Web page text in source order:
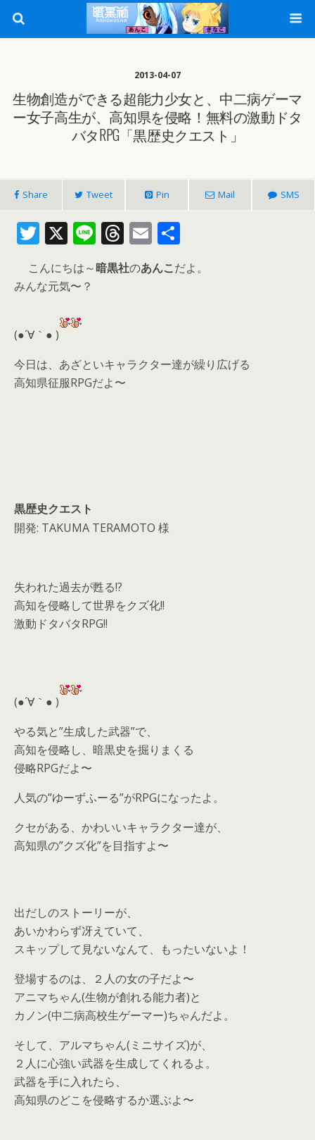
2013-04-07
生物創造ができる超能力少女と、中二病ゲーマ
ー女子高生が、高知県を侵略！無料の激動ドタ
バタRPG「黒歴史クエスト」
Share Tweet Pin Mail SMS
T
w
itt
er
X Li
n
e
T
h
re
E
m
ai
有
こんにちは～暗黒社のあんこだよ。
みんな元気〜？
(●´∀｀● )
今日は、あざといキャラクター達が繰り広げる
高知県征服RPGだよ〜
黒歴史クエスト
開発: TAKUMA TERAMOTO 様
失われた過去が甦る!?
高知を侵略して世界をクズ化!!
激動ドタバタRPG!!
(●´∀｀● )
やる気と”生成した武器”で、
高知を侵略し、暗黒史を掘りまくる
侵略RPGだよ〜
人気の”ゆーずふーる”がRPGになったよ。
クセがある、かわいいキャラクター達が、
高知県の”クズ化”を目指すよ〜
出だしのストーリーが、
あいかわらず冴えていて、
スキップして見ないなんて、もったいないよ！
登場するのは、２人の女の子だよ〜
アニマちゃん(生物が創れる能力者)と
カノン(中二病高校生ゲーマー)ちゃんだよ。
そして、アルマちゃん(ミニサイズ)が、
２人に心強い武器を生成してくれるよ。
武器を手に入れたら、
高知県のどこを侵略するか選ぶよ〜